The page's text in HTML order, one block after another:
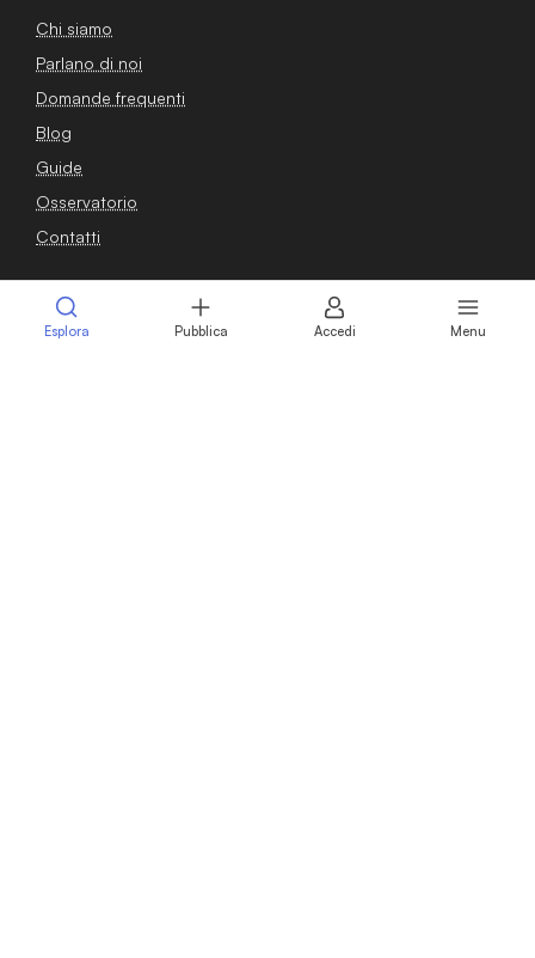
Chi siamo
Parlano di noi
Domande frequenti
Blog
Guide
Osservatorio
Contatti
Sei un venditore?
Pubblica annuncio
Esplora Pubblica Accedi Menu